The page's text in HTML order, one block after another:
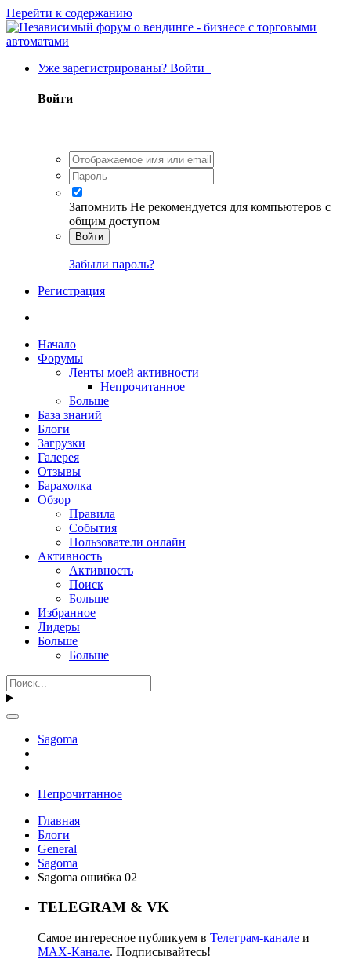
Перейти к содержанию
Уже зарегистрированы? Войти
Войти
Запомнить Не рекомендуется для компьютеров с
общим доступом
Войти
Забыли пароль?
Регистрация
Начало
Форумы
Ленты моей активности
Непрочитанное
Больше
База знаний
Блоги
Загрузки
Галерея
Отзывы
Барахолка
Обзор
Правила
События
Пользователи онлайн
Активность
Активность
Поиск
Больше
Избранное
Лидеры
Больше
Больше
Sagoma
Непрочитанное
Главная
Блоги
General
Sagoma
Sagoma ошибка 02
TELEGRAM & VK
Самое интересное публикуем в Телеграм-канале и
MAX-Канале. Подписывайтесь!